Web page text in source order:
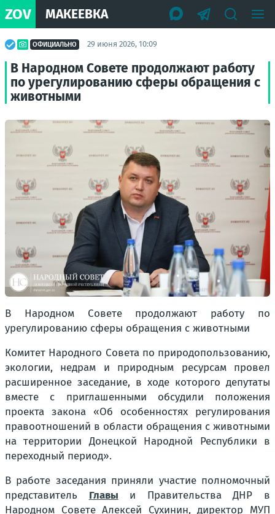
ZOV МАКЕЕВКА
ОФИЦИАЛЬНО 29 июня 2026, 10:09
В Народном Совете продолжают работу
по урегулированию сферы обращения с
животными
В Народном Совете продолжают работу по
урегулированию сферы обращения с животными
Комитет Народного Совета по природопользованию,
экологии, недрам и природным ресурсам провел
расширенное заседание, в ходе которого депутаты
вместе с приглашенными обсудили положения
проекта закона «Об особенностях регулирования
правоотношений в области обращения с животными
на территории Донецкой Народной Республики в
переходный период».
В работе заседания приняли участие полномочный
представитель Главы и Правительства ДНР в
Народном Совете Алексей Сухинин, директор МУП